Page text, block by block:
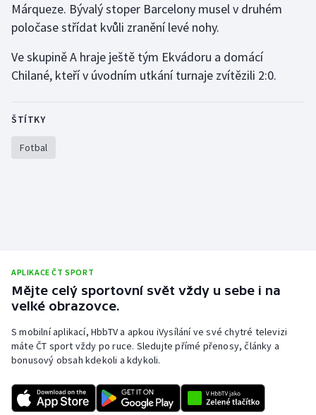
Házená
Jezdectví
Krasobruslení
Olympijské hry
Parasport
Plavání
Plážový volejbal
Márqueze. Bývalý stoper Barcelony musel v druhém
poločase střídat kvůli zranění levé nohy.
Ve skupině A hraje ještě tým Ekvádoru a domácí
Chilané, kteří v úvodním utkání turnaje zvítězili 2:0.
ŠTÍTKY
Fotbal
APLIKACE ČT SPORT
Mějte celý sportovní svět vždy u sebe i na
velké obrazovce.
S mobilní aplikací, HbbTV a apkou iVysílání ve své chytré televizi
máte ČT sport vždy po ruce. Sledujte přímé přenosy, články a
bonusový obsah kdekoli a kdykoli.